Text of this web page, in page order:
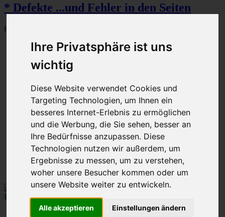
Ihre Privatsphäre ist uns
wichtig
Diese Website verwendet Cookies und
Targeting Technologien, um Ihnen ein
besseres Internet-Erlebnis zu ermöglichen
und die Werbung, die Sie sehen, besser an
Ihre Bedürfnisse anzupassen. Diese
Technologien nutzen wir außerdem, um
Ergebnisse zu messen, um zu verstehen,
woher unsere Besucher kommen oder um
unsere Website weiter zu entwickeln.
Alle akzeptieren Einstellungen ändern
* Defekte ...und Fehler in den Seiten
892 Beiträge
Seite
von
…
34
35
36
37
45
Nächste
René010
Froschkönig